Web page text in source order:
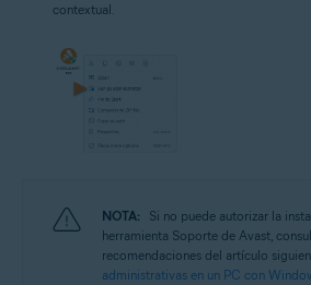
contextual.
NOTA:
Si no puede autorizar la
herramienta Soporte de Avast,
recomendaciones del artículo
administrativas en un PC con